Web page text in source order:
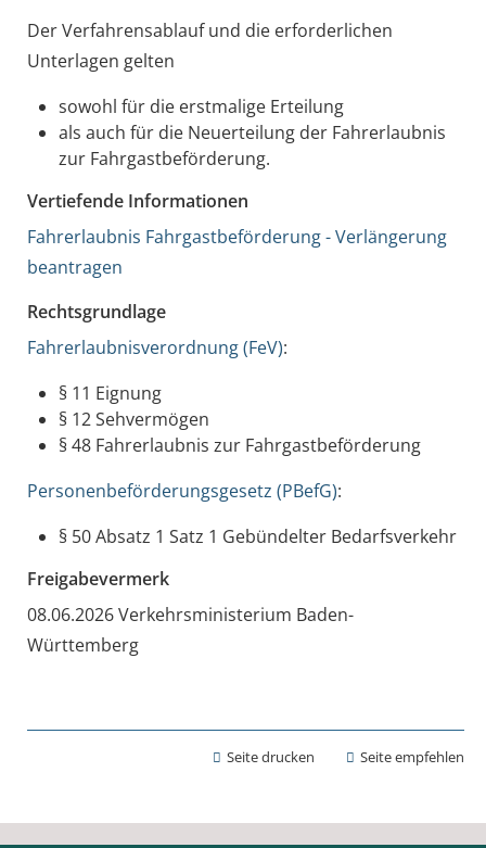
Der Verfahrensablauf und die erforderlichen
Unterlagen gelten
sowohl für die erstmalige Erteilung
als auch für die Neuerteilung der Fahrerlaubnis
zur Fahrgastbeförderung.
Vertiefende Informationen
Fahrerlaubnis Fahrgastbeförderung - Verlängerung
beantragen
Rechtsgrundlage
Fahrerlaubnisverordnung (FeV):
§ 11 Eignung
§ 12 Sehvermögen
§ 48 Fahrerlaubnis zur Fahrgastbeförderung
Personenbeförderungsgesetz (PBefG):
§ 50 Absatz 1 Satz 1 Gebündelter Bedarfsverkehr
Freigabevermerk
08.06.2026 Verkehrsministerium Baden-
Württemberg
Seite drucken Seite empfehlen